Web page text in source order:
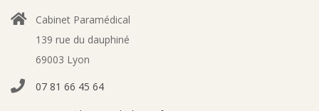
Cabinet Paramédical
139 rue du dauphiné
69003 Lyon
07 81 66 45 64